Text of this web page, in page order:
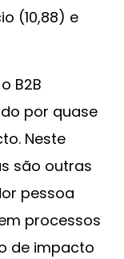
(10,88) e
B2B
por quase
Neste
são outras
pessoa
processos
de impacto